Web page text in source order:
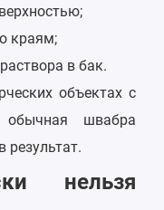
краям;
в бак.
объектах с
швабра
результат.
нельзя